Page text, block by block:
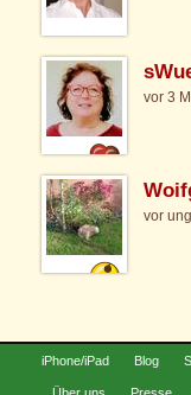
vor 3
vor
iPhone/iPad Blog